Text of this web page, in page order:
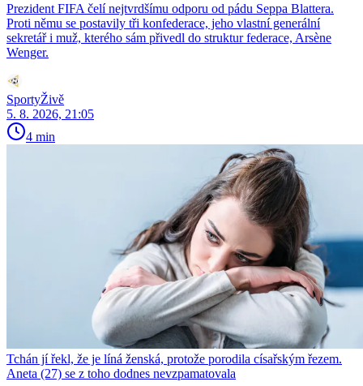
Prezident FIFA čelí nejtvrdšímu odporu od pádu Seppa Blattera.
Proti němu se postavily tři konfederace, jeho vlastní generální
sekretář i muž, kterého sám přivedl do struktur federace, Arsène
Wenger.
SportyŽivě
5. 8. 2026, 21:05
4 min
Tchán jí řekl, že je líná ženská, protože porodila císařským řezem.
Aneta (27) se z toho dodnes nevzpamatovala